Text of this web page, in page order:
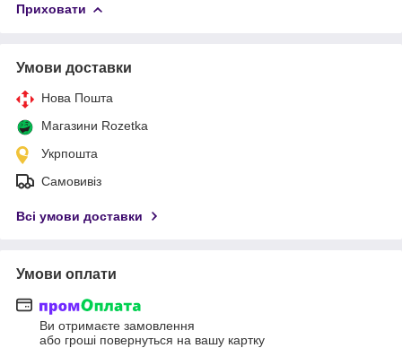
Приховати
Умови доставки
Нова Пошта
Магазини Rozetka
Укрпошта
Самовивіз
Всі умови доставки
Умови оплати
Ви отримаєте замовлення
або гроші повернуться на вашу картку